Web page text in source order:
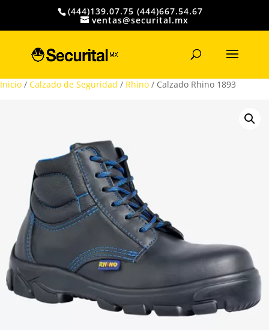
(444)139.07.75 (444)667.54.67
ventas@securital.mx
productos
Inicio / Calzado de Seguridad / Rhino / Calzado Rhino 1893